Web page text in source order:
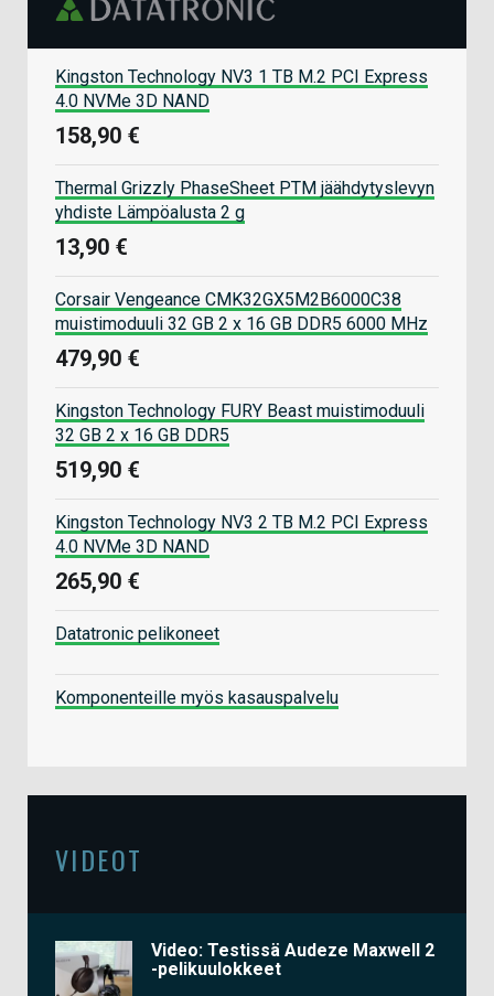
Kingston Technology NV3 1 TB M.2 PCI Express
4.0 NVMe 3D NAND
158,90 €
Thermal Grizzly PhaseSheet PTM jäähdytyslevyn
yhdiste Lämpöalusta 2 g
13,90 €
Corsair Vengeance CMK32GX5M2B6000C38
muistimoduuli 32 GB 2 x 16 GB DDR5 6000 MHz
479,90 €
Kingston Technology FURY Beast muistimoduuli
32 GB 2 x 16 GB DDR5
519,90 €
Kingston Technology NV3 2 TB M.2 PCI Express
4.0 NVMe 3D NAND
265,90 €
Datatronic pelikoneet
Komponenteille myös kasauspalvelu
VIDEOT
Video: Testissä Audeze Maxwell 2
-pelikuulokkeet